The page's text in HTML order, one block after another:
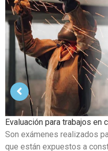
Examen Médico
Este examen se realiza al
organización luego de